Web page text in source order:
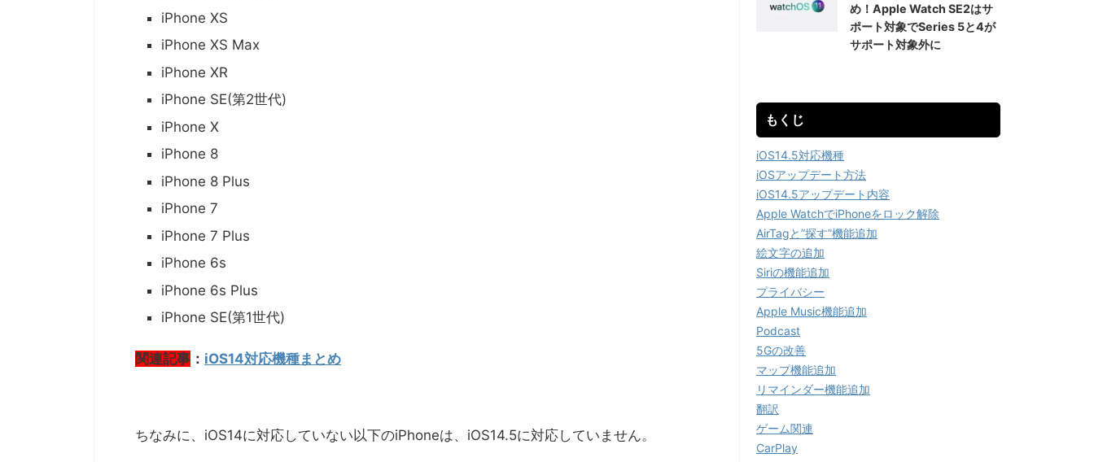
iPhone XS
iPhone XS Max
iPhone XR
iPhone SE(第2世代)
iPhone X
iPhone 8
iPhone 8 Plus
iPhone 7
iPhone 7 Plus
iPhone 6s
iPhone 6s Plus
iPhone SE(第1世代)
関連記事 ： iOS14対応機種まとめ
ちなみに、iOS14に対応していない以下のiPhoneは、iOS14.5に対応していません。
め！Apple Watch SE2はサ
ポート対象でSeries 5と4が
サポート対象外に
もくじ
iOS14.5対応機種
iOSアップデート方法
iOS14.5アップデート内容
Apple WatchでiPhoneをロック解除
AirTagと”探す”機能追加
絵文字の追加
Siriの機能追加
プライバシー
Apple Music機能追加
Podcast
5Gの改善
マップ機能追加
リマインダー機能追加
翻訳
ゲーム関連
CarPlay